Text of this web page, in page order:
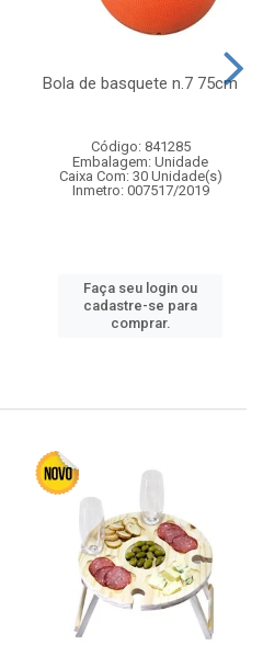
Bola de basquete n.7 75cm
Código: 841285
Embalagem: Unidade
Caixa Com: 30 Unidade(s)
Inmetro: 007517/2019
Faça seu login ou
cadastre-se para
comprar.